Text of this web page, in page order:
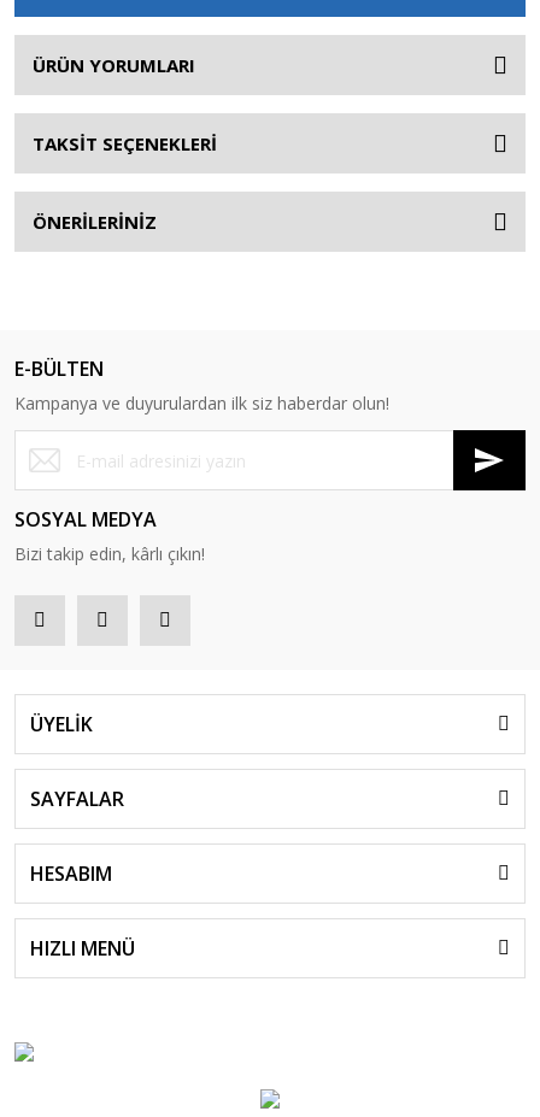
ÜRÜN YORUMLARI
TAKSİT SEÇENEKLERİ
ÖNERİLERİNİZ
E-BÜLTEN
Kampanya ve duyurulardan ilk siz haberdar olun!
SOSYAL MEDYA
Bizi takip edin, kârlı çıkın!
ÜYELİK
SAYFALAR
HESABIM
HIZLI MENÜ